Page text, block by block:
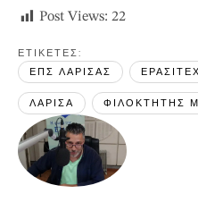
Post Views: 22
ΕΤΙΚΕΤΕΣ:
ΕΠΣ ΛΑΡΙΣΑΣ
ΛΑΡΙΣΑ ΦΙΛΟΚΤΗΤΗΣ